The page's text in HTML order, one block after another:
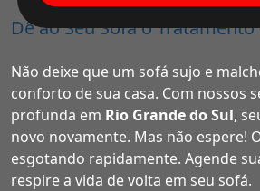
Dê ao Seu Sofá o
Não deixe que um sofá sujo e
conforto de sua casa. Com nossos
profunda em Rio Grande do Sul,
novo novamente. Mas não espere!
esgotando rapidamente. Agende
respire a vida de volta em seu sofá.